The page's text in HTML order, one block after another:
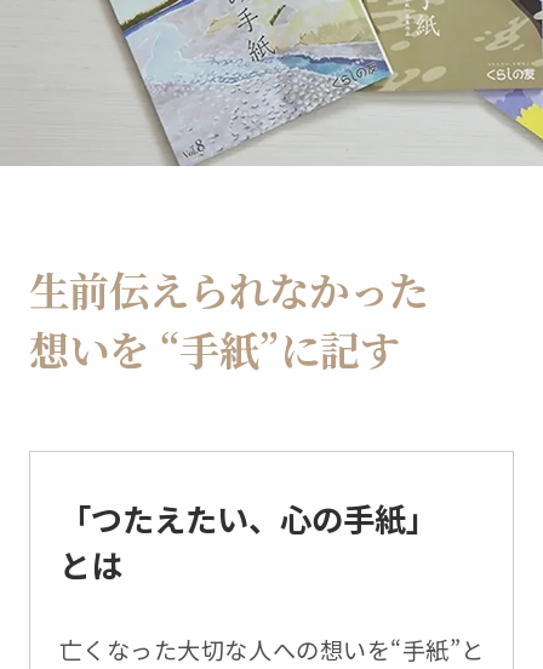
生前伝えられなかった
想いを “手紙”に記す
「つたえたい、心の手紙」
とは
亡くなった大切な人への想いを“手紙”と